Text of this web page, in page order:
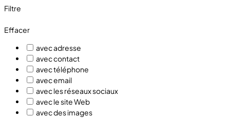
Filtre
Effacer
avec adresse
avec contact
avec téléphone
avec email
avec les réseaux sociaux
avec le site Web
avec des images